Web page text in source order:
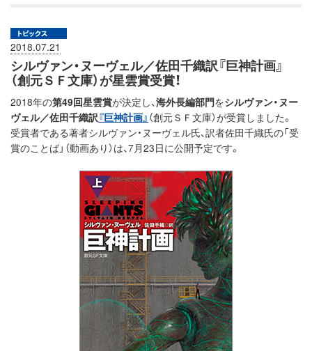
2018.07.21
シルヴァン・ヌーヴェル／佐田千織訳『巨神計画』
（創元ＳＦ文庫）が星雲賞受賞！
2018年の第49回星雲賞が決定し、海外長編部門をシルヴァン・ヌー
ヴェル／佐田千織訳『巨神計画』 （創元ＳＦ文庫）が受賞しました。
受賞者である著者シルヴァン・ヌーヴェル氏、訳者佐田千織氏の「受
賞のことば」（動画あり）は、7月23日に公開予定です。